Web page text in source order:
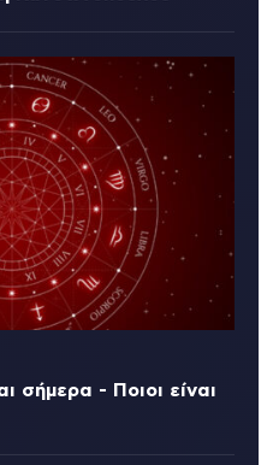
σήμερα - Ποιοι είναι